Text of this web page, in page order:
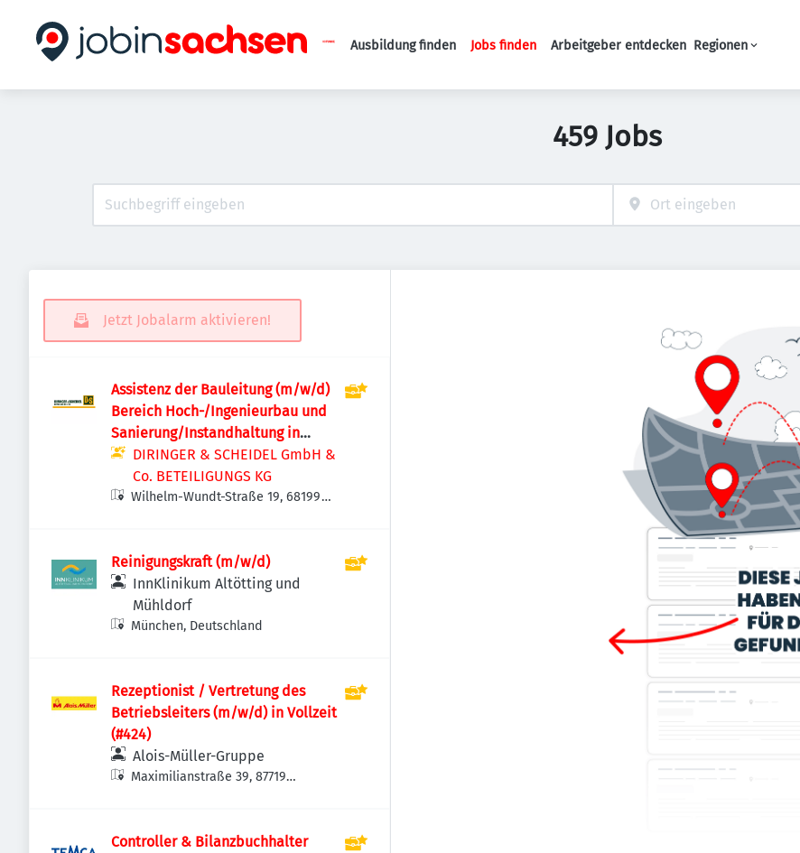
Haupt-Navigation
Ausbildung finden Jobs finden Arbeitgeber entdecken Regionen
459 Jobs
Jetzt Jobalarm aktivieren!
Assistenz der Bauleitung (m/w/d)
Bereich Hoch-/Ingenieurbau und
Sanierung/Instandhaltung in
Vollzeit oder Teilzeit
DIRINGER & SCHEIDEL GmbH &
Co. BETEILIGUNGS KG
Wilhelm-Wundt-Straße 19, 68199
Reinigungskraft (m/w/d)
InnKlinikum Altötting und
Mühldorf
München, Deutschland
Rezeptionist / Vertretung des
Betriebsleiters (m/w/d) in Vollzeit
(#424)
Alois-Müller-Gruppe
Maximilianstraße 39, 87719
Controller & Bilanzbuchhalter